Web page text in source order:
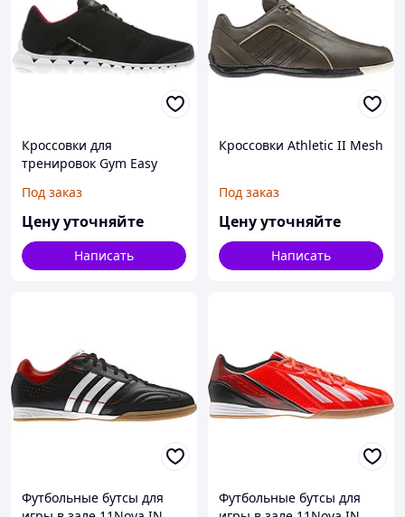
Кроссовки для
тренировок Gym Easy
Под заказ
Цену уточняйте
Написать
Кроссовки Athletic II Mesh
Под заказ
Цену уточняйте
Написать
Футбольные бутсы для
Футбольные бутсы для